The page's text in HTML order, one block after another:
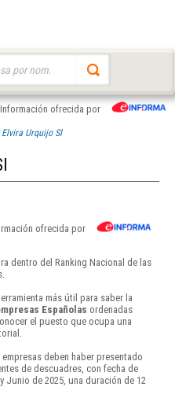
Información ofrecida por
Urquijo Sl
ofrecida por
dentro del Ranking Nacional de las
más útil para saber la
Españolas ordenadas
el puesto que ocupa una
deben haber presentado
de descuadres, con fecha de
Junio de 2025, una duración de 12